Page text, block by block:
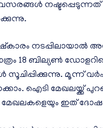
നടപ്പിലായാൽ
18 ബില്യൺ
സൂചിപ്പിക്കുന്നു. മൂന്ന്
ഐടി മേഖലയ്ക്ക്
മേഖലകളെയും ഇത്